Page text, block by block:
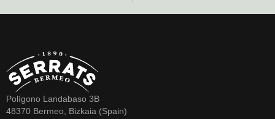
Polígono Landabaso 3B
48370 Bermeo, Bizkaia (Spain)